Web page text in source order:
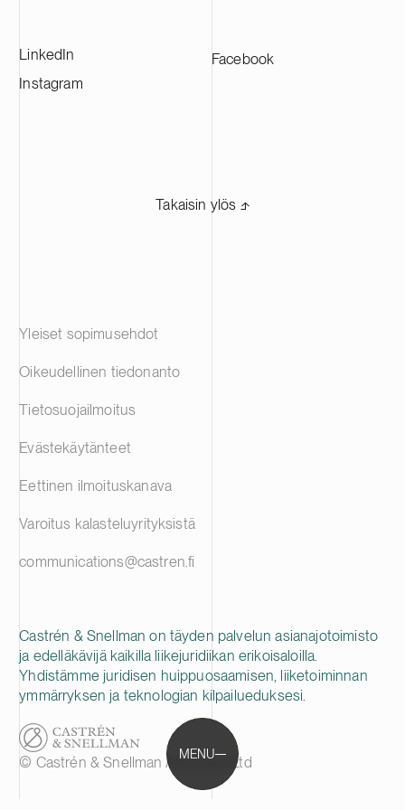
MENU
LinkedIn
Instagram
Facebook
Takaisin ylös ⬏
Castrén & Snellman on täyden palvelun asianajotoimisto
ja edelläkävijä kaikilla liikejuridiikan erikoisaloilla.
Yhdistämme juridisen huippuosaamisen, liiketoiminnan
ymmärryksen ja teknologian kilpailueduksesi.
© Castrén & Snellman Attorneys Ltd
Yleiset sopimusehdot
Oikeudellinen tiedonanto
Tietosuojailmoitus
Evästekäytänteet
Eettinen ilmoituskanava
Varoitus kalasteluyrityksistä
communications@castren.fi